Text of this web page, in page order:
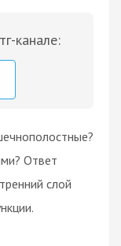
канале:
Ответ
слой